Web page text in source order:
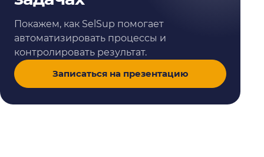
Покажем, как SelSup помогает
автоматизировать процессы и
контролировать результат.
Записаться на презентацию